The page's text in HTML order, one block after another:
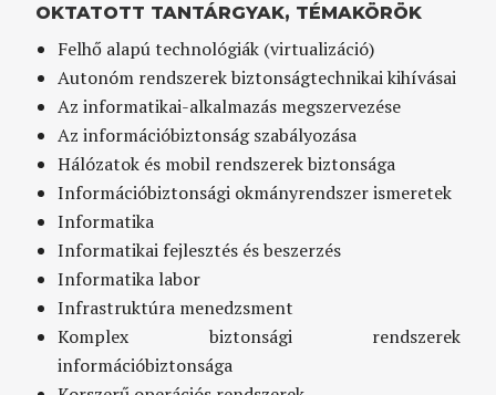
OKTATOTT TANTÁRGYAK, TÉMAKÖRÖK
Felhő alapú technológiák (virtualizáció)
Autonóm rendszerek biztonságtechnikai kihívásai
Az informatikai-alkalmazás megszervezése
Az információbiztonság szabályozása
Hálózatok és mobil rendszerek biztonsága
Információbiztonsági okmányrendszer ismeretek
Informatika
Informatikai fejlesztés és beszerzés
Informatika labor
Infrastruktúra menedzsment
Komplex biztonsági rendszerek
információbiztonsága